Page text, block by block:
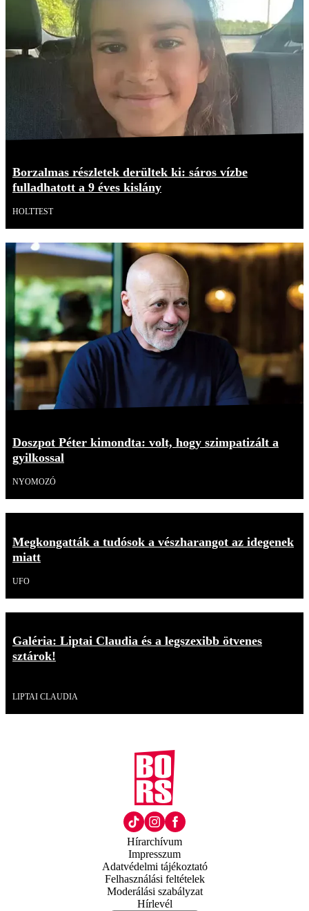
Borzalmas részletek derültek ki: sáros vízbe
fulladhatott a 9 éves kislány
HOLTTEST
Doszpot Péter kimondta: volt, hogy szimpatizált a
gyilkossal
NYOMOZÓ
Megkongatták a tudósok a vészharangot az idegenek
miatt
UFO
Galéria: Liptai Claudia és a legszexibb ötvenes
sztárok!
LIPTAI CLAUDIA
Hírarchívum
Impresszum
Adatvédelmi tájékoztató
Felhasználási feltételek
Moderálási szabályzat
Hírlevél